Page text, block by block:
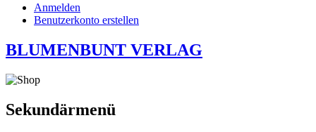
Anmelden
Benutzerkonto erstellen
BLUMENBUNT VERLAG
Sekundärmenü